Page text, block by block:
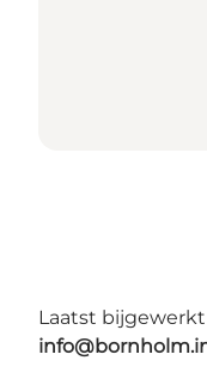
Laatst